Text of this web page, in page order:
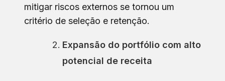
mitigar riscos externos se tornou um
critério de seleção e retenção.
Expansão do portfólio com alto
potencial de receita